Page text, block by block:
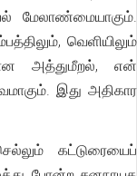
மேலாண்மையாகும்.
வெளியிலும்
அத்துமீறல், என்
இது அதிகார
கட்டுரையைப்